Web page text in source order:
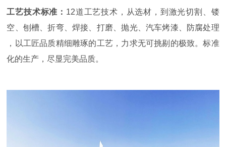
工艺技术标准： 12道工艺技术，从选材，到激光切割、镂
空、刨槽、折弯、焊接、打磨、抛光、汽车烤漆、防腐处理
，以工匠品质精细雕琢的工艺，力求无可挑剔的极致。标准
化的生产，尽显完美品质。